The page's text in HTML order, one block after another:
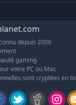
depuis 2006
gaming
votre PC ou Mac
sont cryptées en